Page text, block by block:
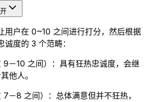
用户在 0~10 之间进行打分，然后根据
度的 3 个范畴：
9－10 之间）：具有狂热忠诚度，会继
他人。
7－8 之间）：总体满意但并不狂热，